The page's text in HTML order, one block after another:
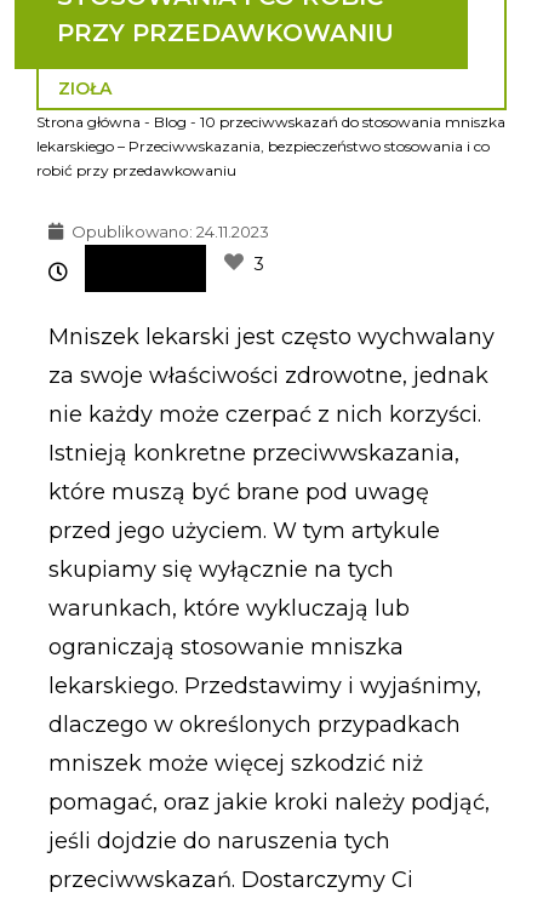
PRZY PRZEDAWKOWANIU
ZIOŁA
Strona główna - Blog - 10 przeciwwskazań do stosowania mniszka
lekarskiego – Przeciwwskazania, bezpieczeństwo stosowania i co
robić przy przedawkowaniu
Opublikowano: 24.11.2023
3
Mniszek lekarski jest często wychwalany
za swoje właściwości zdrowotne, jednak
nie każdy może czerpać z nich korzyści.
Istnieją konkretne przeciwwskazania,
które muszą być brane pod uwagę
przed jego użyciem. W tym artykule
skupiamy się wyłącznie na tych
warunkach, które wykluczają lub
ograniczają stosowanie mniszka
lekarskiego. Przedstawimy i wyjaśnimy,
dlaczego w określonych przypadkach
mniszek może więcej szkodzić niż
pomagać, oraz jakie kroki należy podjąć,
jeśli dojdzie do naruszenia tych
przeciwwskazań. Dostarczymy Ci